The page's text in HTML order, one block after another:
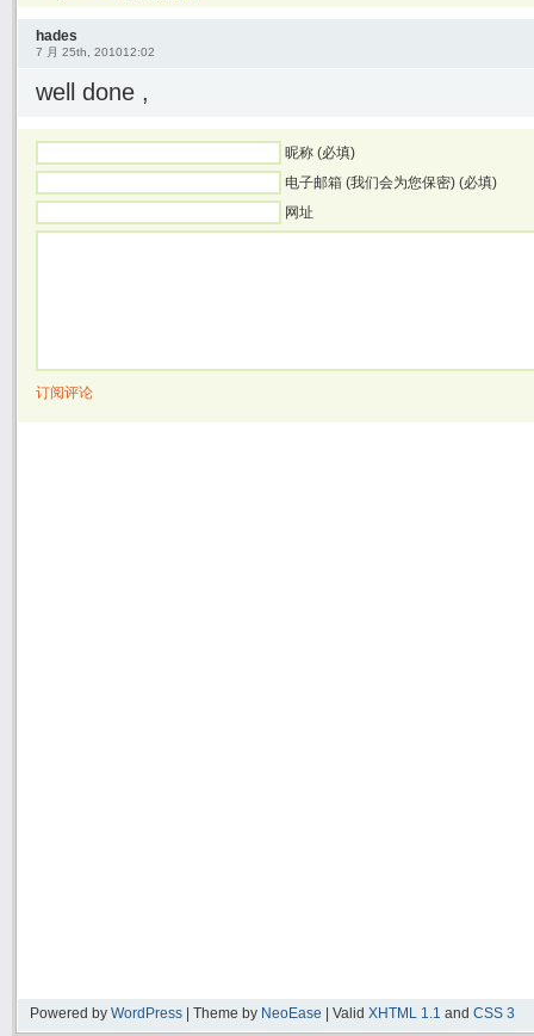
hades
7 月 25th, 201012:02
well done ,
昵称 (必填)
电子邮箱 (我们会为您保密) (必填)
网址
订阅评论
Powered by WordPress | Theme by NeoEase | Valid XHTML 1.1 and CSS 3